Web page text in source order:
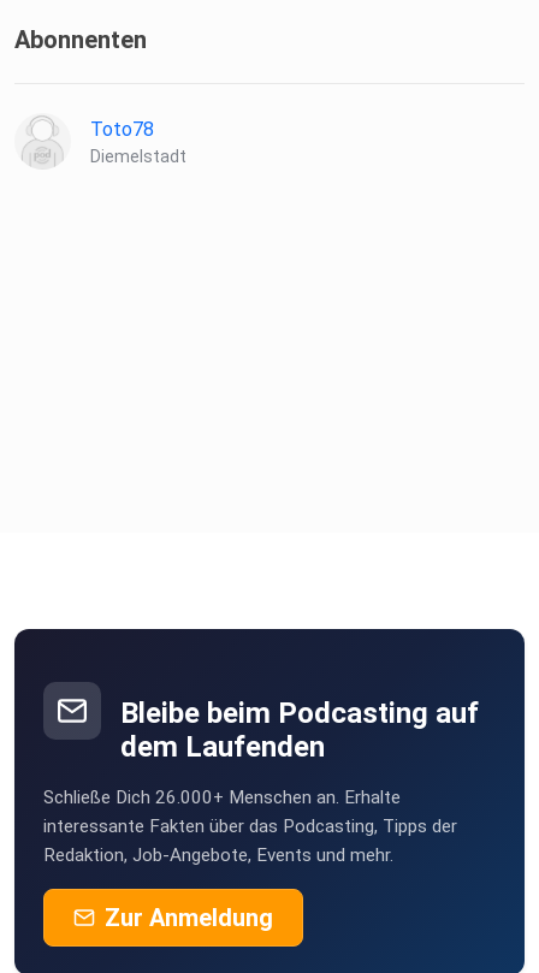
Abonnenten
Toto78
Diemelstadt
Bleibe beim Podcasting auf
dem Laufenden
Schließe Dich 26.000+ Menschen an. Erhalte
interessante Fakten über das Podcasting, Tipps der
Redaktion, Job-Angebote, Events und mehr.
Zur Anmeldung